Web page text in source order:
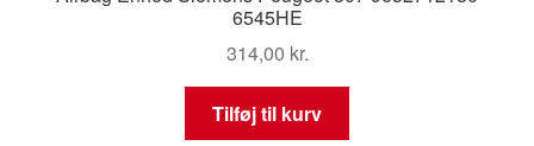
6545HE
314,00 kr.
Tilføj til kurv